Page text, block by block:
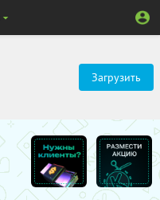
Загрузить